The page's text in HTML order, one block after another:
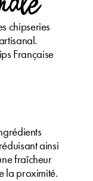
chipseries
Française
ainsi
fraîcheur
la proximité.